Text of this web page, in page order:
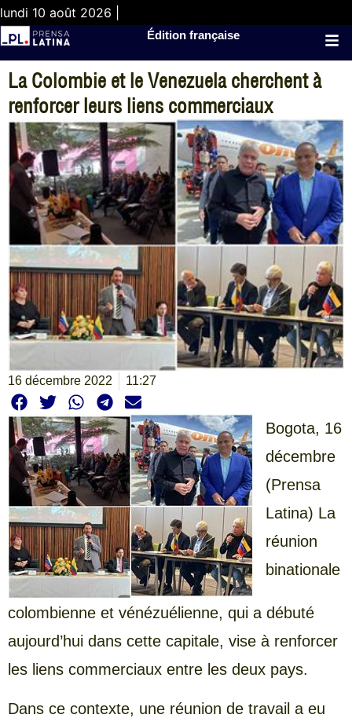
lundi 10 août 2026 |
Édition française
La Colombie et le Venezuela cherchent à
renforcer leurs liens commerciaux
16 décembre 2022 11:27
Bogota, 16
décembre
(Prensa
Latina) La
réunion
binationale
colombienne et vénézuélienne, qui a débuté
aujourd’hui dans cette capitale, vise à renforcer
les liens commerciaux entre les deux pays.
Dans ce contexte, une réunion de travail a eu